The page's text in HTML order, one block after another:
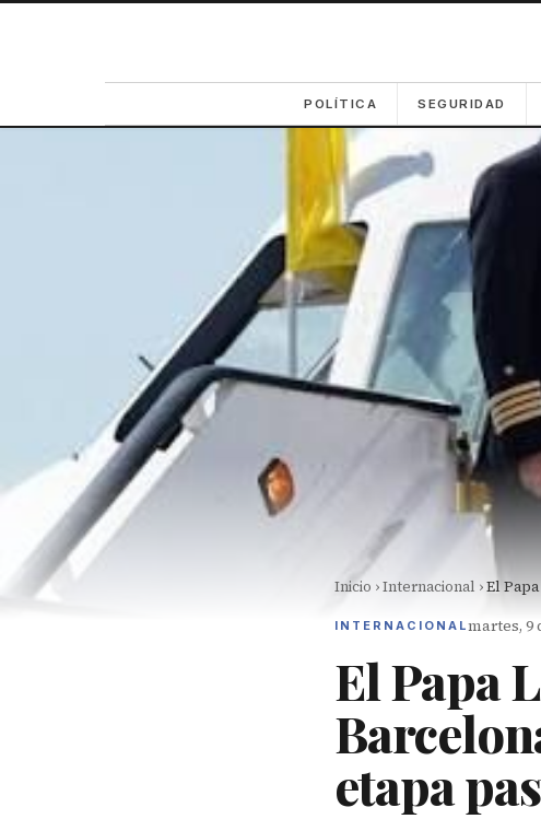
POLÍTICA SEGURIDAD
Inicio ›Internacional ›El
INTERNACIONALmartes, 9
El Papa
etapa